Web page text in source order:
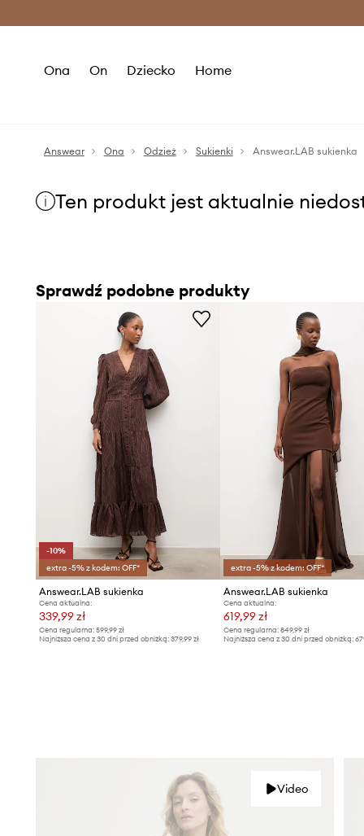
Ona On Dziecko Home
Answear Ona Odzież Sukienki Answear.LAB sukienka
Ten produkt jest aktualnie
Sprawdź podobne produkty
-10%
extra -5% z kodem: OFF*
Answear.LAB sukienka
Cena aktualna:
339,99 zł
Cena regularna: 599,99 zł
Najniższa cena z 30 dni przed obniżką: 379,99 zł
extra -5% z kodem: OFF*
Answear.LAB sukienka
Cena aktualna:
619,99 zł
Cena regularna:849,99 zł
Najniższa cena z 30 dni przed obniżką:
Video